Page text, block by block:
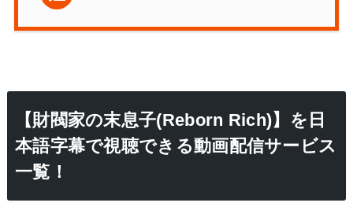
【財閥家の末息子(Reborn Rich)】を日
本語字幕で視聴できる動画配信サービス
一覧！